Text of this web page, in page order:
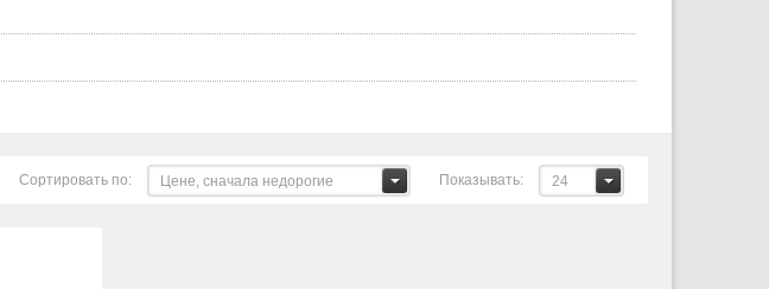
Показывать: 24
Сортировать по: Цене, сначала недорогие